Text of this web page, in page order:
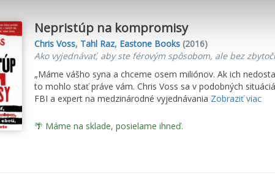
Nepristúp na kompromisy
Chris Voss, Tahl Raz, Eastone Books(2016)
Ako vyjednávať, aby ste férovým spôsobom, ale bez
„Máme vášho syna a chceme osem miliónov. Ak ich
to mohlo stať práve vám. Chris Voss sa v podobných
FBI a expert na medzinárodné vyjednávania Zobraziť viac
🌴 Máme na sklade, posielame ihneď.